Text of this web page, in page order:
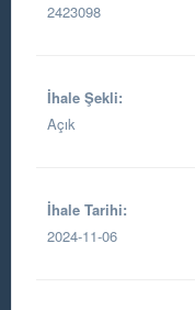
2423098
İhale Şekli:
Açık
İhale Tarihi:
2024-11-06